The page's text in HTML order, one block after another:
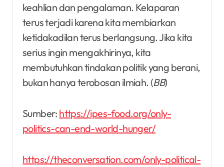
keahlian dan pengalaman. Kelaparan
terus terjadi karena kita membiarkan
ketidakadilan terus berlangsung. Jika kita
serius ingin mengakhirinya, kita
membutuhkan tindakan politik yang berani,
bukan hanya terobosan ilmiah. (BB)
Sumber: https://ipes-food.org/only-
politics-can-end-world-hunger/
https://theconversation.com/only-political-